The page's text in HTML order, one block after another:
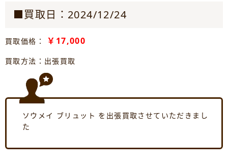
■買取日：2024/12/24
買取価格： ￥17,000
買取方法：出張買取
ソウメイ ブリュット を出張買取させていただきまし
た